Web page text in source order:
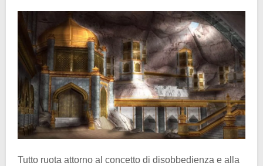
Tutto ruota attorno al concetto di disobbedienza e alla